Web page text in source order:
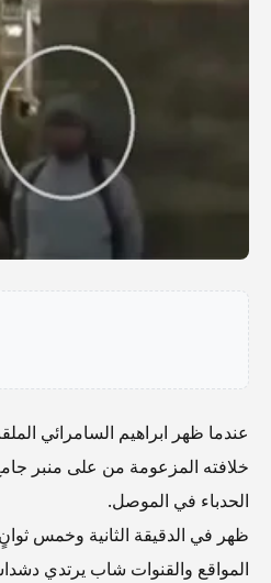
عندما ظهر ابراهيم السامرائي
خلافته المزعومة من على منبر
الحدباء في الموصل.
ظهر في الدقيقة الثانية وخمس
المواقع والقنوات شاب يرتدي